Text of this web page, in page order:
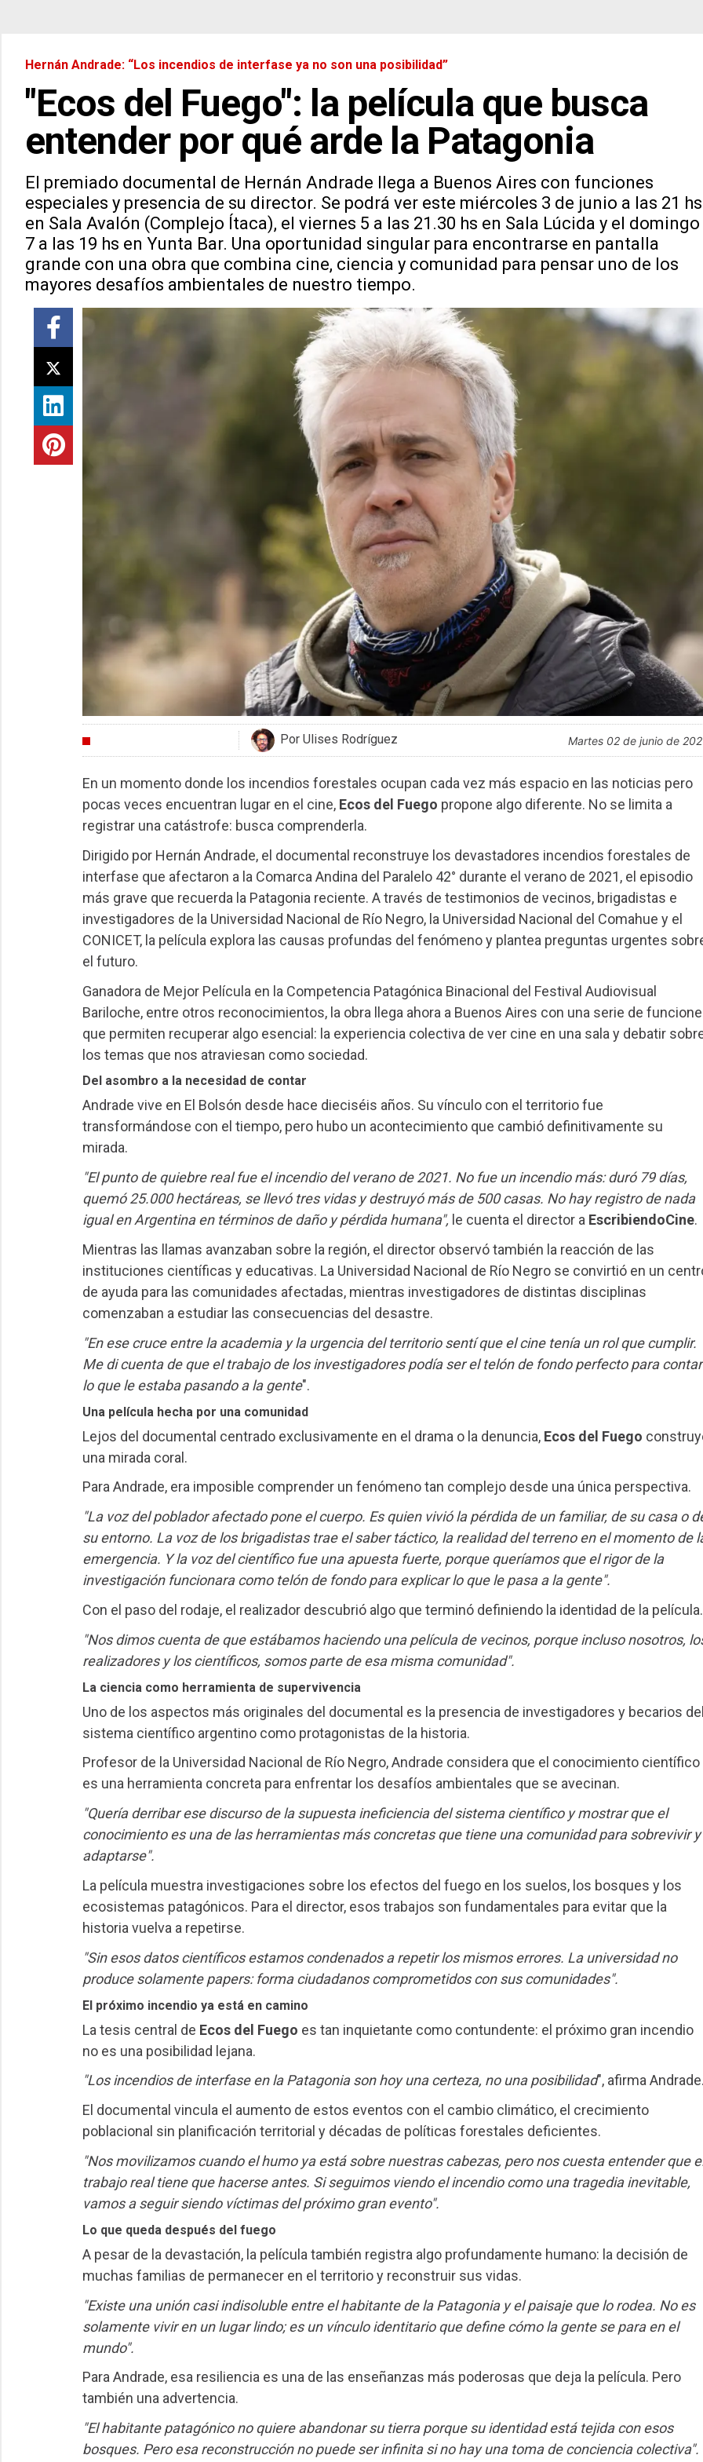
Hernán Andrade: “Los incendios de interfase ya no son una posibilidad”
"Ecos del Fuego": la película que busca
entender por qué arde la Patagonia
El premiado documental de Hernán Andrade llega a Buenos Aires con funciones
especiales y presencia de su director. Se podrá ver este miércoles 3 de junio a las 21 hs
en Sala Avalón (Complejo Ítaca), el viernes 5 a las 21.30 hs en Sala Lúcida y el domingo
7 a las 19 hs en Yunta Bar. Una oportunidad singular para encontrarse en pantalla
grande con una obra que combina cine, ciencia y comunidad para pensar uno de los
mayores desafíos ambientales de nuestro tiempo.
Por Ulises Rodríguez martes 02 de junio de
En un momento donde los incendios forestales ocupan cada vez más espacio en las noticias pero
pocas veces encuentran lugar en el cine, Ecos del Fuego propone algo diferente. No se limita a
registrar una catástrofe: busca comprenderla.
Dirigido por Hernán Andrade, el documental reconstruye los devastadores incendios forestales de
interfase que afectaron a la Comarca Andina del Paralelo 42° durante el verano de 2021, el episodio
más grave que recuerda la Patagonia reciente. A través de testimonios de vecinos, brigadistas e
investigadores de la Universidad Nacional de Río Negro, la Universidad Nacional del Comahue y el
CONICET, la película explora las causas profundas del fenómeno y plantea preguntas urgentes
el futuro.
Ganadora de Mejor Película en la Competencia Patagónica Binacional del Festival Audiovisual
Bariloche, entre otros reconocimientos, la obra llega ahora a Buenos Aires con una serie de
que permiten recuperar algo esencial: la experiencia colectiva de ver cine en una sala y debatir
los temas que nos atraviesan como sociedad.
Del asombro a la necesidad de contar
Andrade vive en El Bolsón desde hace dieciséis años. Su vínculo con el territorio fue
transformándose con el tiempo, pero hubo un acontecimiento que cambió definitivamente su
mirada.
"El punto de quiebre real fue el incendio del verano de 2021. No fue un incendio más: duró 79 días,
quemó 25.000 hectáreas, se llevó tres vidas y destruyó más de 500 casas. No hay registro de nada
igual en Argentina en términos de daño y pérdida humana", le cuenta el director a EscribiendoCine.
Mientras las llamas avanzaban sobre la región, el director observó también la reacción de las
instituciones científicas y educativas. La Universidad Nacional de Río Negro se convirtió en un
de ayuda para las comunidades afectadas, mientras investigadores de distintas disciplinas
comenzaban a estudiar las consecuencias del desastre.
"En ese cruce entre la academia y la urgencia del territorio sentí que el cine tenía un rol que cumplir.
Me di cuenta de que el trabajo de los investigadores podía ser el telón de fondo perfecto para contar
lo que le estaba pasando a la gente".
Una película hecha por una comunidad
Lejos del documental centrado exclusivamente en el drama o la denuncia, Ecos del Fuego
una mirada coral.
Para Andrade, era imposible comprender un fenómeno tan complejo desde una única perspectiva.
"La voz del poblador afectado pone el cuerpo. Es quien vivió la pérdida de un familiar, de su casa o
su entorno. La voz de los brigadistas trae el saber táctico, la realidad del terreno en el momento de
emergencia. Y la voz del científico fue una apuesta fuerte, porque queríamos que el rigor de la
investigación funcionara como telón de fondo para explicar lo que le pasa a la gente".
Con el paso del rodaje, el realizador descubrió algo que terminó definiendo la identidad de la película.
"Nos dimos cuenta de que estábamos haciendo una película de vecinos, porque incluso nosotros,
realizadores y los científicos, somos parte de esa misma comunidad".
La ciencia como herramienta de supervivencia
Uno de los aspectos más originales del documental es la presencia de investigadores y becarios
sistema científico argentino como protagonistas de la historia.
Profesor de la Universidad Nacional de Río Negro, Andrade considera que el conocimiento científico
es una herramienta concreta para enfrentar los desafíos ambientales que se avecinan.
"Quería derribar ese discurso de la supuesta ineficiencia del sistema científico y mostrar que el
conocimiento es una de las herramientas más concretas que tiene una comunidad para sobrevivir y
adaptarse".
La película muestra investigaciones sobre los efectos del fuego en los suelos, los bosques y los
ecosistemas patagónicos. Para el director, esos trabajos son fundamentales para evitar que la
historia vuelva a repetirse.
"Sin esos datos científicos estamos condenados a repetir los mismos errores. La universidad no
produce solamente papers: forma ciudadanos comprometidos con sus comunidades".
El próximo incendio ya está en camino
La tesis central de Ecos del Fuego es tan inquietante como contundente: el próximo gran incendio
no es una posibilidad lejana.
"Los incendios de interfase en la Patagonia son hoy una certeza, no una posibilidad", afirma
El documental vincula el aumento de estos eventos con el cambio climático, el crecimiento
poblacional sin planificación territorial y décadas de políticas forestales deficientes.
"Nos movilizamos cuando el humo ya está sobre nuestras cabezas, pero nos cuesta entender que
trabajo real tiene que hacerse antes. Si seguimos viendo el incendio como una tragedia inevitable,
vamos a seguir siendo víctimas del próximo gran evento".
Lo que queda después del fuego
A pesar de la devastación, la película también registra algo profundamente humano: la decisión de
muchas familias de permanecer en el territorio y reconstruir sus vidas.
"Existe una unión casi indisoluble entre el habitante de la Patagonia y el paisaje que lo rodea. No es
solamente vivir en un lugar lindo; es un vínculo identitario que define cómo la gente se para en el
mundo".
Para Andrade, esa resiliencia es una de las enseñanzas más poderosas que deja la película. Pero
también una advertencia.
"El habitante patagónico no quiere abandonar su tierra porque su identidad está tejida con esos
bosques. Pero esa reconstrucción no puede ser infinita si no hay una toma de conciencia colectiva".